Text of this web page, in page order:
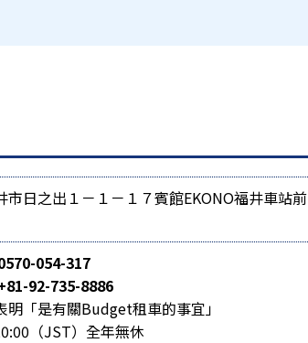
市日之出１－１－１７賓館EKONO福井車站前
054-317
92-735-8886
明「是有關Budget租車的事宜」
（JST）全年無休